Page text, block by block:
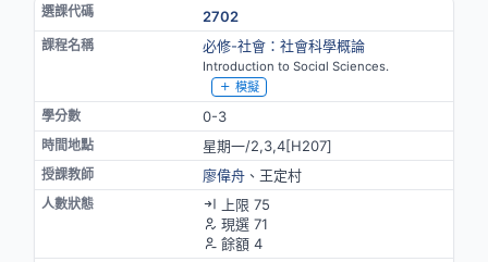
2702
必修-社會：社會科學概論
Introduction to Social Sciences.
模擬
0-3
星期一/2,3,4[H207]
廖偉舟、王定村
上限 75
現選 71
餘額 4